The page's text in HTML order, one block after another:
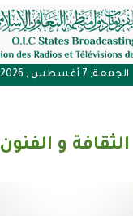
الجمعة, 7 أغسطس , 2026
الثقافة و الفنون